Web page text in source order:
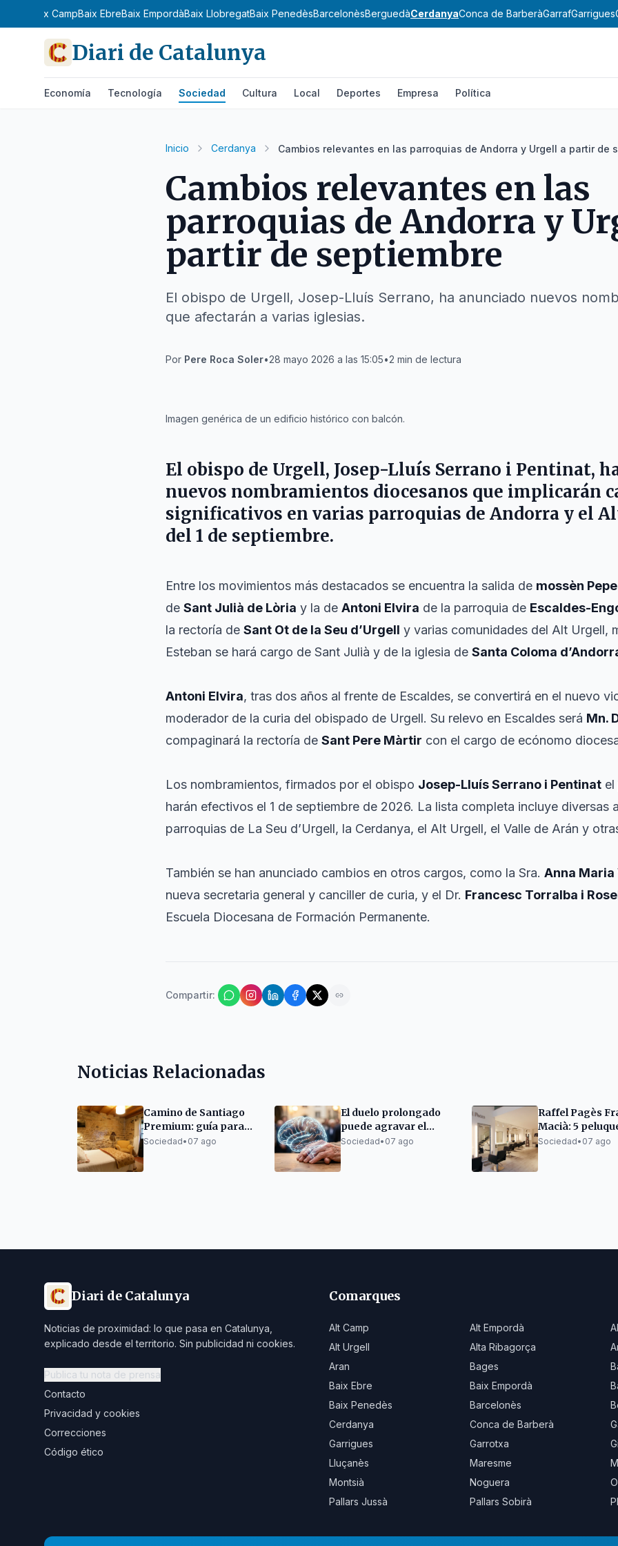
Baix CampBaix EbreBaix EmpordàBaix LlobregatBaix PenedèsBarcelonèsBerguedàCerdanyaConca de BarberàGarrafGarrigues
Diari de Catalunya
Economía Tecnología Sociedad Cultura Local Deportes Empresa Política
Inicio Cerdanya Cambios relevantes en las parroquias de Andorra y Urgell a partir de
Cambios relevantes en las
parroquias de Andorra y
partir de septiembre
El obispo de Urgell, Josep-Lluís Serrano, ha anunciado nuevos
que afectarán a varias iglesias.
Por Pere Roca Soler•28 mayo 2026 a las 15:05•2 min de lectura
Imagen genérica de un edificio histórico con balcón.
El obispo de Urgell, Josep-Lluís Serrano i Pentinat,
nuevos nombramientos diocesanos que implicarán
significativos en varias parroquias de Andorra y el
del 1 de septiembre.
Entre los movimientos más destacados se encuentra la salida de mossèn
de Sant Julià de Lòria y la de Antoni Elvira de la parroquia de Escaldes-
la rectoría de Sant Ot de la Seu d’Urgell y varias comunidades del Alt Urgell,
Esteban se hará cargo de Sant Julià y de la iglesia de Santa Coloma
Antoni Elvira, tras dos años al frente de Escaldes, se convertirá en el nuevo
moderador de la curia del obispado de Urgell. Su relevo en Escaldes será Mn.
compaginará la rectoría de Sant Pere Màrtir con el cargo de ecónomo
Los nombramientos, firmados por el obispo Josep-Lluís Serrano i Pentinat
harán efectivos el 1 de septiembre de 2026. La lista completa incluye diversas
parroquias de La Seu d’Urgell, la Cerdanya, el Alt Urgell, el Valle de Arán y
También se han anunciado cambios en otros cargos, como la Sra. Anna Maria
nueva secretaria general y canciller de curia, y el Dr. Francesc Torralba i
Escuela Diocesana de Formación Permanente.
Compartir:
Noticias Relacionadas
Camino de Santiago
Premium: guía para
organizarlo sin
Sociedad• 07 ago
El duelo prolongado
puede agravar el
deterioro cognitivo en
Sociedad• 07 ago
Raffel Pagès
Macià: 5
en Barcelona
Sociedad• 07 ago
Diari de Catalunya
Noticias de proximidad: lo que pasa en Catalunya,
explicado desde el territorio. Sin publicidad ni cookies.
Publica tu nota de prensa
Contacto
Privacidad y cookies
Correcciones
Código ético
Comarques
Alt Camp Alt Empordà
Alt Urgell
Alta Ribagorça
Aran
Bages
Baix Ebre
Baix Empordà
Baix Penedès
Barcelonès
Cerdanya
Conca de Barberà
Garrigues
Garrotxa
Lluçanès
Maresme
Montsià
Noguera
Pallars Jussà
Pallars Sobirà